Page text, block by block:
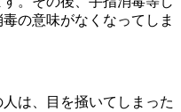
の意味がなくなってしま
は、目を掻いてしまった